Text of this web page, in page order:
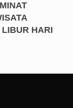
HARI